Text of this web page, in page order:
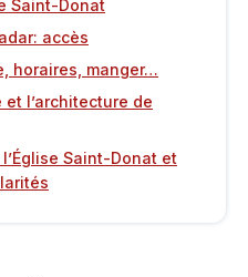
Saint-Donat
accès
horaires, manger…
et l’architecture de
Saint-Donat et